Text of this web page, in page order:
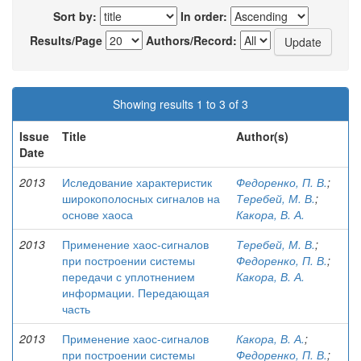
Sort by:
In order:
Results/Page
Authors/Record:
Showing results 1 to 3 of 3
Issue
Date
Title Author(s)
2013
Иследование характеристик
широкополосных сигналов на
основе хаоса
Федоренко, П. В.;
Теребей, М. В.;
Какора, В. А.
2013
Применение хаос-сигналов
при построении системы
передачи с уплотнением
информации. Передающая
часть
Теребей, М. В.;
Федоренко, П. В.;
Какора, В. А.
2013
Применение хаос-сигналов
при построении системы
Какора, В. А.;
Федоренко, П. В.;